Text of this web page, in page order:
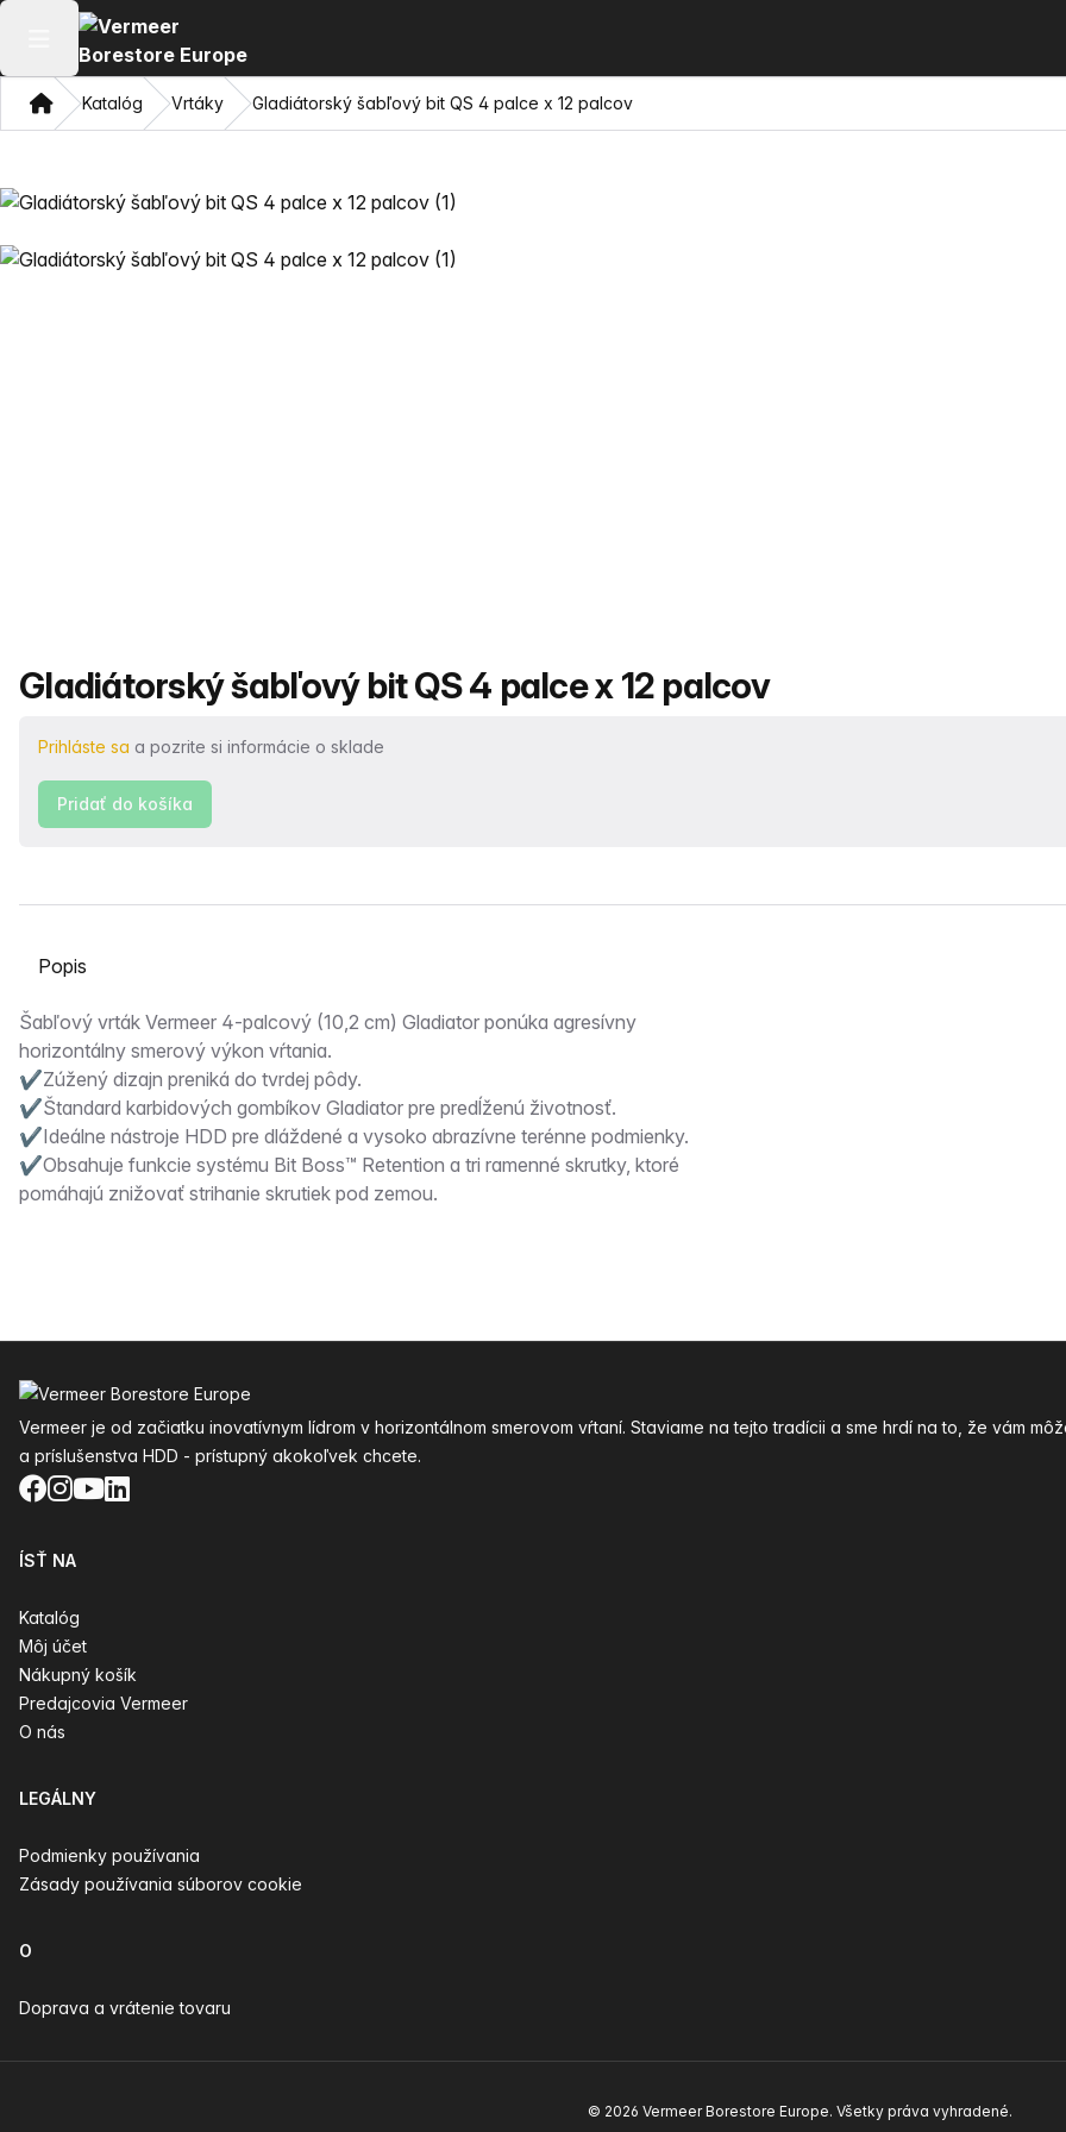
Otvoriť hlavné menu
DomovKatalóg Vrtáky Gladiátorský šabľový bit QS 4 palce x 12 palcov
Názov produktu
Gladiátorský šabľový bit QS 4 palce x 12 palcov
Prihláste sa a pozrite si informácie o sklade
Pridať do košíka
Vyberte kartu
Popis
Šabľový vrták Vermeer 4-palcový (10,2 cm) Gladiator ponúka agresívny
horizontálny smerový výkon vŕtania.
✔Zúžený dizajn preniká do tvrdej pôdy.
✔Štandard karbidových gombíkov Gladiator pre predĺženú životnosť.
✔Ideálne nástroje HDD pre dláždené a vysoko abrazívne terénne podmienky.
✔Obsahuje funkcie systému Bit Boss™ Retention a tri ramenné skrutky, ktoré
pomáhajú znižovať strihanie skrutiek pod zemou.
Vermeer je od začiatku inovatívnym lídrom v horizontálnom smerovom vŕtaní. Staviame na tejto tradícii a sme hrdí na to, že vám
a príslušenstva HDD - prístupný akokoľvek chcete.
Facebook
Instagram
YouTube
LinkedIn
ÍSŤ NA
Katalóg
Môj účet
Nákupný košík
Predajcovia Vermeer
O nás
LEGÁLNY
Podmienky používania
Zásady používania súborov cookie
O
Doprava a vrátenie tovaru
© 2026 Vermeer Borestore Europe. Všetky práva vyhradené.